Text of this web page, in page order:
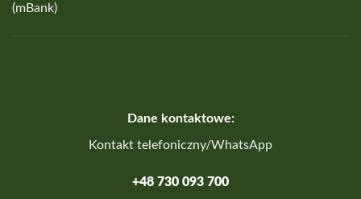
(mBank)
Dane kontaktowe:
Kontakt telefoniczny/WhatsApp
+48 730 093 700